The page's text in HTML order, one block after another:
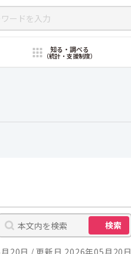
知る・調べる
（統計・支援制度）
検索